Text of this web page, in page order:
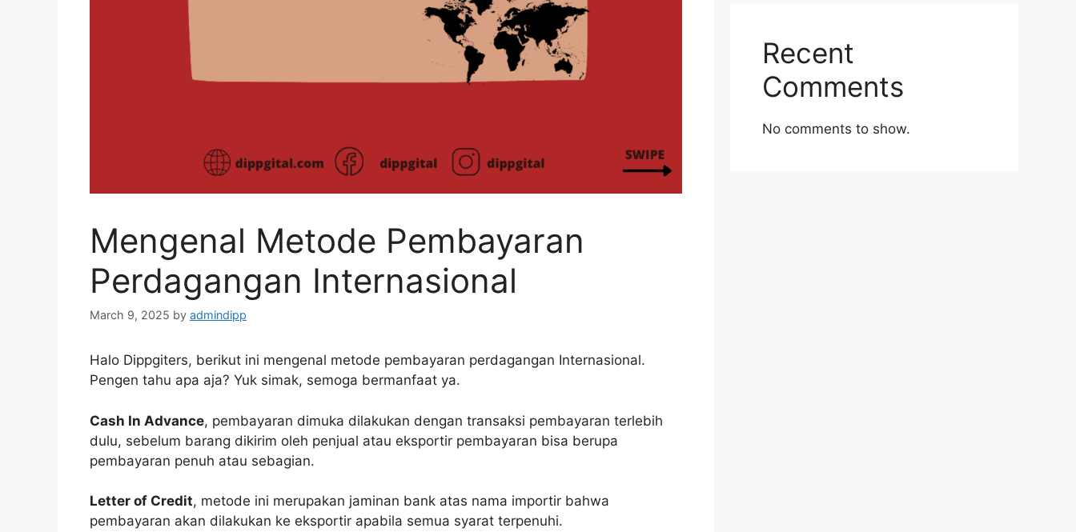
Mengenal Metode Pembayaran
Perdagangan Internasional
March 9, 2025 by admindipp
Halo Dippgiters, berikut ini mengenal metode pembayaran perdagangan Internasional.
Pengen tahu apa aja? Yuk simak, semoga bermanfaat ya.
Cash In Advance, pembayaran dimuka dilakukan dengan transaksi pembayaran terlebih
dulu, sebelum barang dikirim oleh penjual atau eksportir pembayaran bisa berupa
pembayaran penuh atau sebagian.
Letter of Credit, metode ini merupakan jaminan bank atas nama importir bahwa
pembayaran akan dilakukan ke eksportir apabila semua syarat terpenuhi.
Recent
Comments
No comments to show.